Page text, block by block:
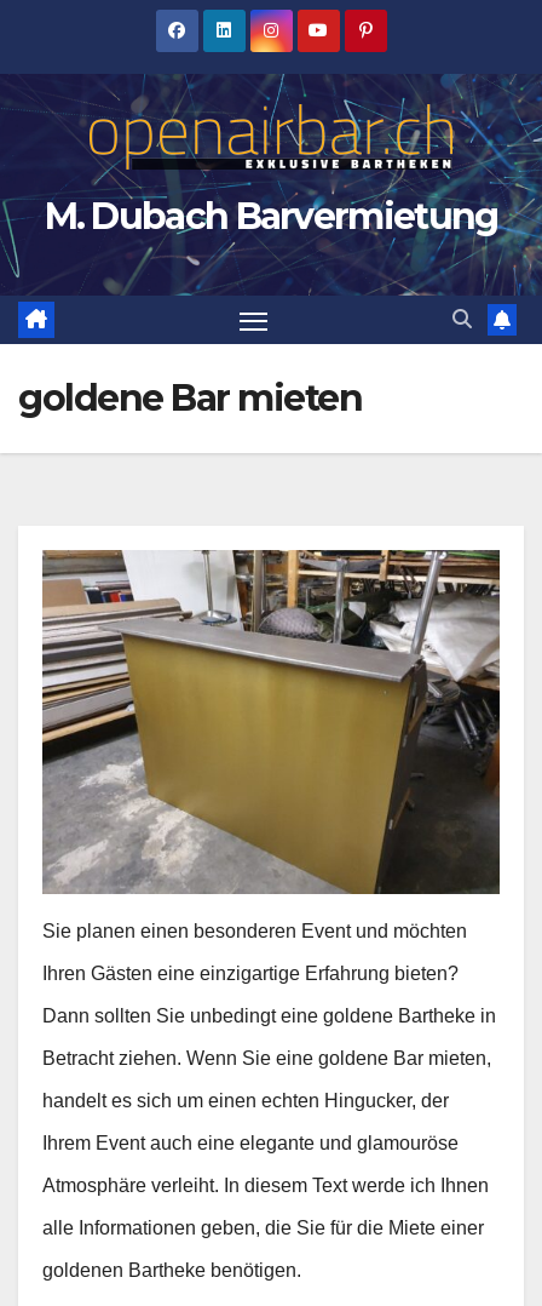
M. Dubach Barvermietung
goldene Bar mieten
Sie planen einen besonderen Event und möchten
Ihren Gästen eine einzigartige Erfahrung bieten?
Dann sollten Sie unbedingt eine goldene Bartheke in
Betracht ziehen. Wenn Sie eine goldene Bar mieten,
handelt es sich um einen echten Hingucker, der
Ihrem Event auch eine elegante und glamouröse
Atmosphäre verleiht. In diesem Text werde ich Ihnen
alle Informationen geben, die Sie für die Miete einer
goldenen Bartheke benötigen.